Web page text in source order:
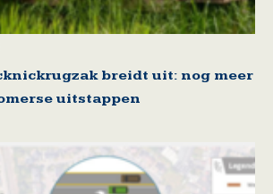
breidt uit: nog meer
uitstappen